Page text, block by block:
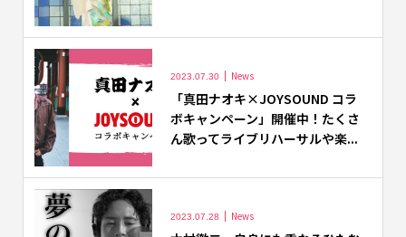
2023.07.30 News
「真田ナオキ×JOYSOUND コラ
ボキャンペーン」開催中！たくさ
ん歌ってライブリハーサルや楽...
2023.07.28 News